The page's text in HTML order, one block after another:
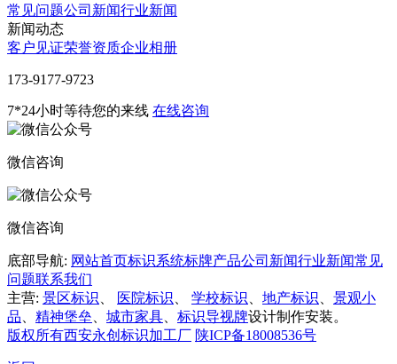
常见问题公司新闻行业新闻
新闻动态
客户见证荣誉资质企业相册
‭173-9177-9723
7*24小时等待您的来线 在线咨询
微信咨询
微信咨询
底部导航: 网站首页标识系统标牌产品公司新闻行业新闻常见
问题联系我们
主营: 景区标识 医院标识 学校标识 地产标识
景观小
品
精神堡垒 城市家具 标识导视牌设计制作安装。
版权所有西安永创标识加工厂 陕ICP备18008536号